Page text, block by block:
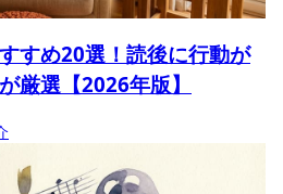
すめ20選！読後に行動が
厳選【2026年版】